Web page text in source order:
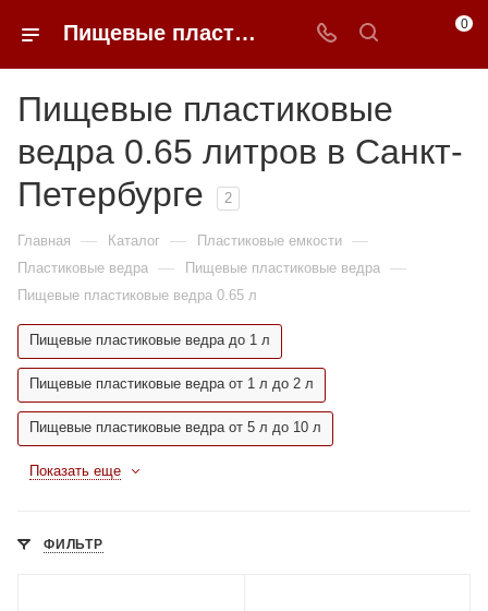
Пищевые пластиковые ведра 0.65 литров недорого в Санкт-Петербурге | 0FFER 0
Пищевые пластиковые
ведра 0.65 литров в Санкт-
Петербурге
2
Главная — Каталог — Пластиковые емкости —
Пластиковые ведра — Пищевые пластиковые ведра —
Пищевые пластиковые ведра 0.65 л
Пищевые пластиковые ведра до 1 л
Пищевые пластиковые ведра от 1 л до 2 л
Пищевые пластиковые ведра от 5 л до 10 л
Показать еще
ФИЛЬТР